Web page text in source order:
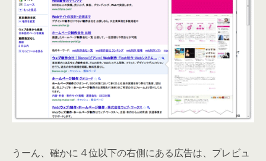
うーん、確かに 4 位以下の右側にある広告は、プレビュ